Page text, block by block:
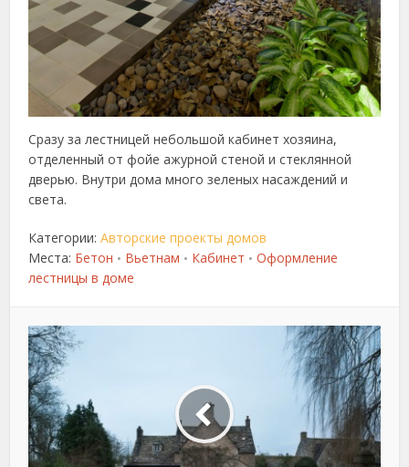
Сразу за лестницей небольшой кабинет хозяина,
отделенный от фойе ажурной стеной и стеклянной
дверью. Внутри дома много зеленых насаждений и
света.
Категории:Авторские проекты домов
Места: Бетон • Вьетнам • Кабинет • Оформление
лестницы в доме